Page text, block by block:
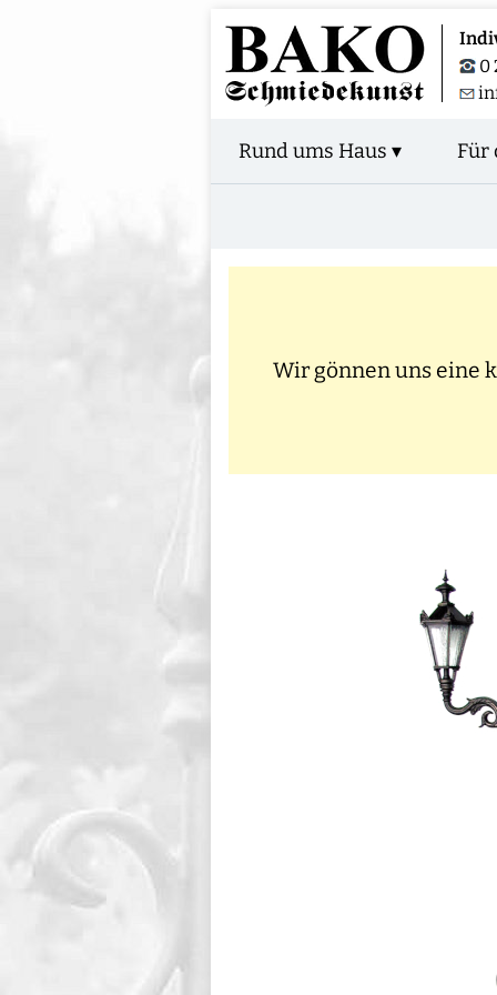
0
Rund ums Haus ▾ Für
Wir gönnen uns eine